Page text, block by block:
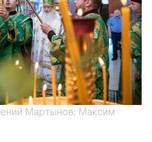
Мартынов; Максим